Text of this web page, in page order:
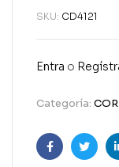
SKU: CD4121
Entra o
Categoría:
Facebook